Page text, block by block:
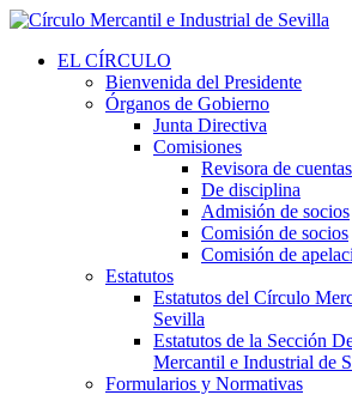
EL CÍRCULO
Bienvenida del Presidente
Órganos de Gobierno
Junta Directiva
Comisiones
Revisora de cuentas
De disciplina
Admisión de socios
Comisión de socios
Comisión de
Estatutos
Estatutos del Círculo
Sevilla
Estatutos de la Sección
Mercantil e Industrial de
Formularios y Normativas